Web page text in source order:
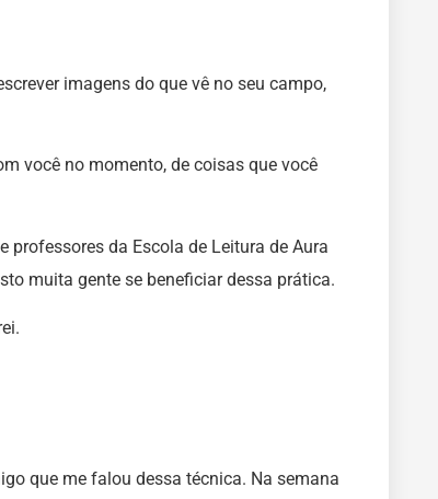
imagens do que vê no seu campo,
você no momento, de coisas que você
professores da Escola de Leitura de Aura
muita gente se beneficiar dessa prática.
que me falou dessa técnica. Na semana